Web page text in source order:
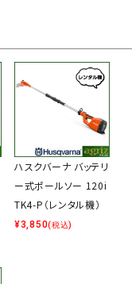
ハスクバーナ バッテリ
ー式ポールソー 120i
TK4-P（レンタル機）
¥3,850(税込)